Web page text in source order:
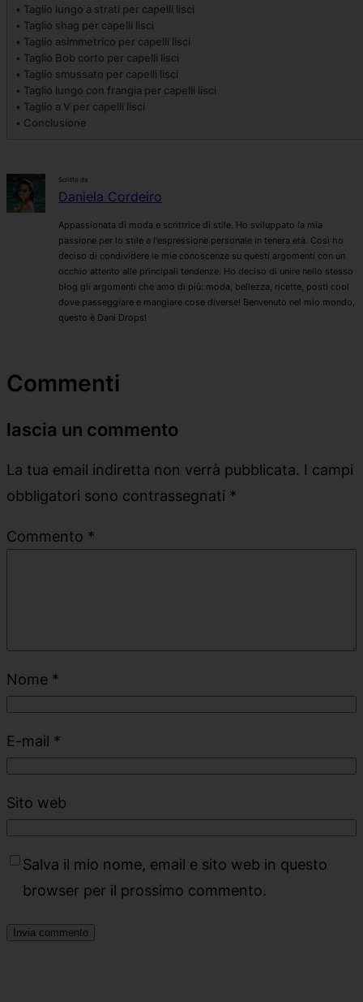
Taglio lungo a strati per capelli lisci
Taglio shag per capelli lisci
Taglio asimmetrico per capelli lisci
Taglio Bob corto per capelli lisci
Taglio smussato per capelli lisci
Taglio lungo con frangia per capelli lisci
Taglio a V per capelli lisci
Conclusione
Scritto da
Daniela Cordeiro
Appassionata di moda e scrittrice di stile. Ho sviluppato la mia
passione per lo stile e l'espressione personale in tenera età. Così ho
deciso di condividere le mie conoscenze su questi argomenti con un
occhio attento alle principali tendenze. Ho deciso di unire nello stesso
blog gli argomenti che amo di più: moda, bellezza, ricette, posti cool
dove passeggiare e mangiare cose diverse! Benvenuto nel mio mondo,
questo è Dani Drops!
Commenti
lascia un commento
La tua email indiretta non verrà pubblicata. I campi
obbligatori sono contrassegnati *
Commento *
Nome *
E-mail *
Sito web
Salva il mio nome, email e sito web in questo
browser per il prossimo commento.